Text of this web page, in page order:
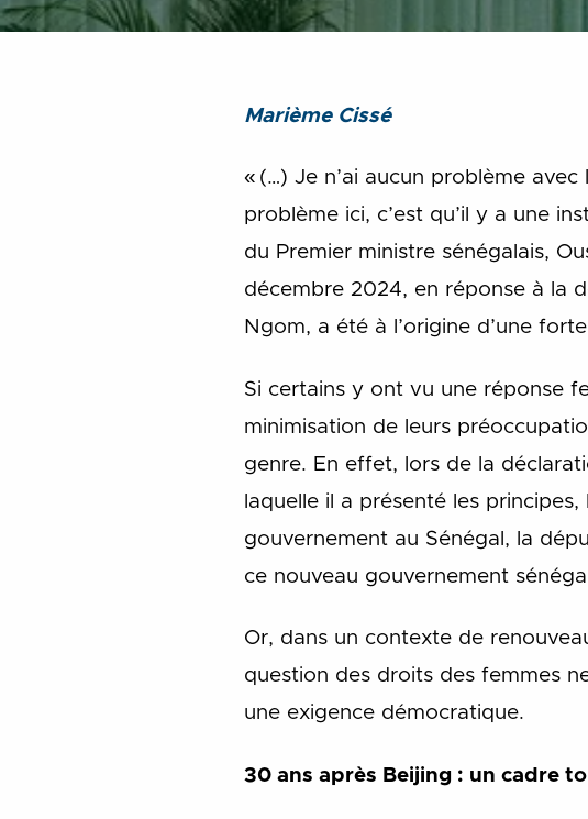
Marième Cissé
« (…) Je n’ai aucun problème
problème ici, c’est qu’il y a une
du Premier ministre sénégalais,
décembre 2024, en réponse à la
Ngom, a été à l’origine d’une
Si certains y ont vu une réponse
minimisation de leurs
genre. En effet, lors de la
laquelle il a présenté les
gouvernement au Sénégal, la
ce nouveau gouvernement
Or, dans un contexte de
question des droits des femmes
une exigence démocratique.
30 ans après Beijing : un cadre